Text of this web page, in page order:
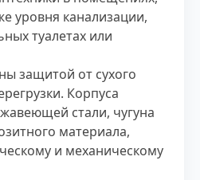
уровня канализации,
туалетах или
защитой от сухого
Корпуса
стали, чугуна
материала,
и механическому